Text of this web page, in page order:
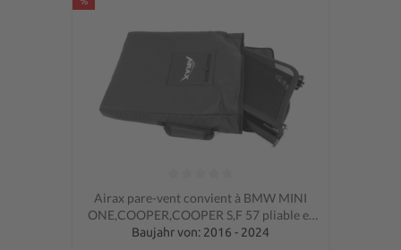
Note moyenne de 0 sur 5 étoiles
Airax pare-vent convient à BMW MINI
ONE,COOPER,COOPER S,F 57 pliable et
pliable au milieu, avec poche)
Baujahr von: 2016 - 2024